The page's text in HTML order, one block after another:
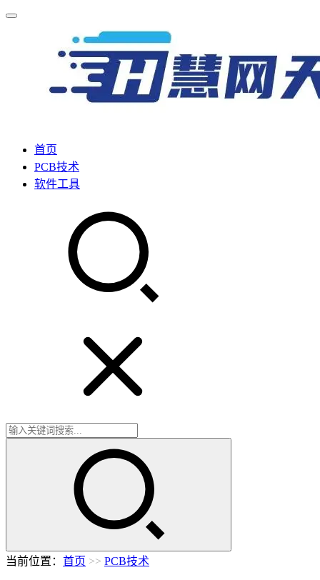
首页
PCB技术
软件工具
当前位置： 首页 >> PCB技术